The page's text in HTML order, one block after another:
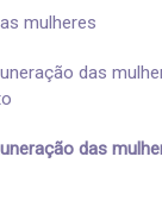
mulheres
das
das